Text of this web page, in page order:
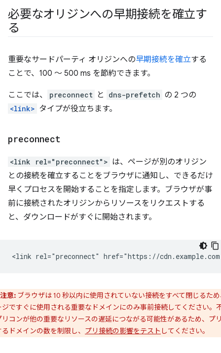
必要なオリジンへの早期接続を確立す
る
重要なサードパーティ オリジンへの早期接続を確立する
ことで、100 ～ 500 ms を節約できます。
ここでは、 preconnect と dns-prefetch の 2 つの
<link> タイプが役立ちます。
preconnect
<link rel="preconnect"> は、ページが別のオリジン
との接続を確立することをブラウザに通知し、できるだけ
早くプロセスを開始することを指定します。ブラウザが事
前に接続されたオリジンからリソースをリクエストする
と、ダウンロードがすぐに開始されます。
注意: ブラウザは 10 秒以内に使用されていない接続をすべて閉じるた
ジですぐに使用される重要なドメインにのみ事前接続してください。
リコンが他の重要なリソースの遅延につながる可能性があるため、プ
ドメインの数を制限し、 プリ接続の影響をテスト してください。